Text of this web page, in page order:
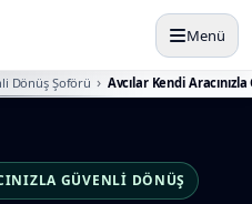
Menü
Dönüş Şoförü Avcılar Kendi
GÜVENLI DÖNÜŞ